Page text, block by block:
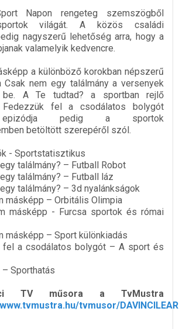
Napon rengeteg szemszögből
világát. A közös családi
nagyszerű lehetőség arra, hogy a
valamelyik kedvencre.
a különböző korokban népszerű
Csak nem egy találmány a versenyek
be. A Te tudtad? a sportban rejlő
Fedezzük fel a csodálatos bolygót
epizódja pedig a sportok
betöltött szerepéről szól.
- Sportstatisztikus
találmány? – Futball Robot
találmány? – Futball láz
találmány? – 3d nyalánkságok
másképp – Orbitális Olimpia
másképp - Furcsa sportok és római
másképp – Sport különkiadás
fel a csodálatos bolygót – A sport és
– Sporthatás
TV műsora a TvMustra
tvmusor/